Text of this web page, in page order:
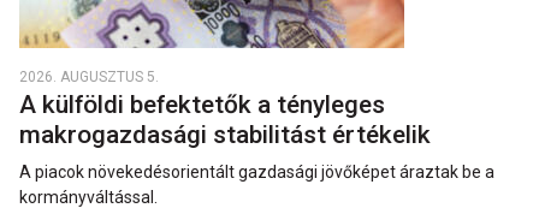
2026. AUGUSZTUS 5.
A külföldi befektetők a tényleges
makrogazdasági stabilitást értékelik
A piacok növekedésorientált gazdasági jövőképet áraztak be a
kormányváltással.